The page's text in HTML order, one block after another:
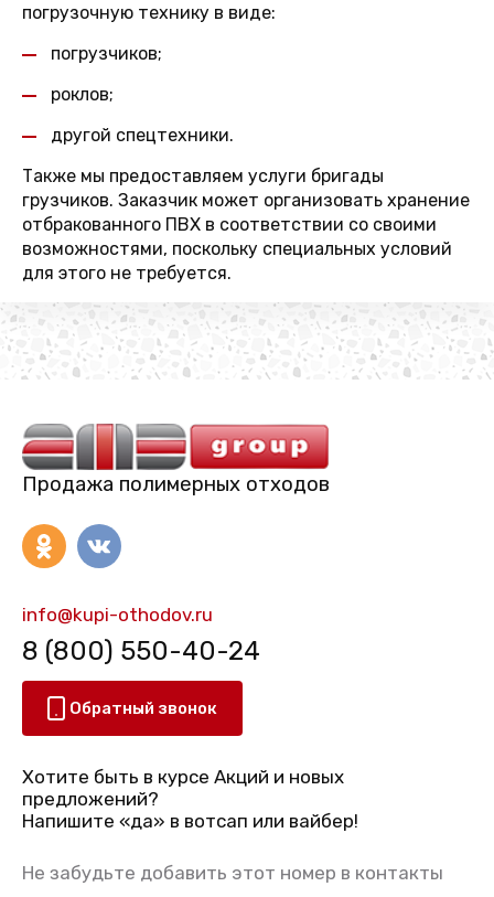
погрузочную технику в виде:
погрузчиков;
роклов;
другой спецтехники.
Также мы предоставляем услуги бригады
грузчиков. Заказчик может организовать хранение
отбракованного ПВХ в соответствии со своими
возможностями, поскольку специальных условий
для этого не требуется.
Продажа полимерных отходов
info@kupi-othodov.ru
8 (800) 550-40-24
Обратный звонок
Хотите быть в курсе Акций и новых
предложений?
Напишите «да» в вотсап или вайбер!
Не забудьте добавить этот номер в контакты